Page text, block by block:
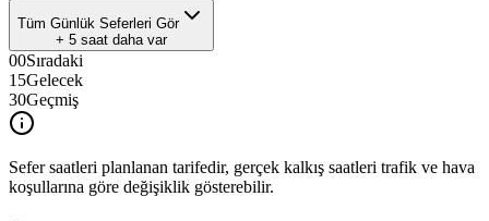
Tüm Günlük Seferleri Gör
+ 5 saat daha var
00Sıradaki
15Gelecek
30Geçmiş
Sefer saatleri planlanan tarifedir, gerçek kalkış saatleri trafik ve hava
koşullarına göre değişiklik gösterebilir.